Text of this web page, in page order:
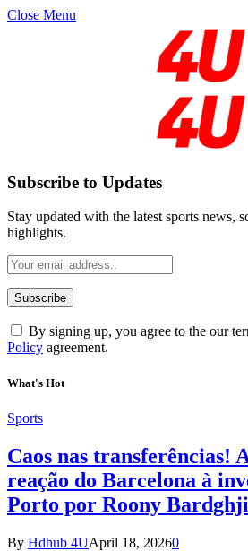
Close Menu
Subscribe to Updates
Stay updated with the latest sports news,
highlights.
By signing up, you agree to the our
Policy agreement.
What's Hot
Sports
Caos nas transferências!
reação do Barcelona à
Porto por Roony
By Hdhub 4UApril 18, 20260